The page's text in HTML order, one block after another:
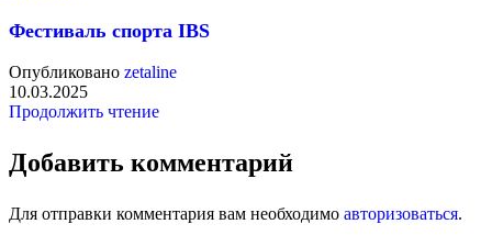
Фестиваль спорта IBS
Опубликовано zetaline
10.03.2025
Продолжить чтение
Добавить комментарий
Для отправки комментария вам необходимо авторизоваться.